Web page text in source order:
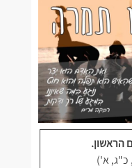
הראשון.
כ"ג, א')